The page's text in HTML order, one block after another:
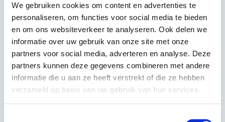
We gebruiken cookies om content en advertenties te
personaliseren, om functies voor social media te bieden
en om ons websiteverkeer te analyseren. Ook delen we
informatie over uw gebruik van onze site met onze
partners voor social media, adverteren en analyse. Deze
partners kunnen deze gegevens combineren met andere
informatie die u aan ze heeft verstrekt of die ze hebben
verzameld op basis van uw gebruik van hun services.
085 002 0715
0229-700241
info@equiroyal.nl